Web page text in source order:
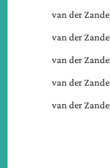
van der
van der
van der
van der
van der